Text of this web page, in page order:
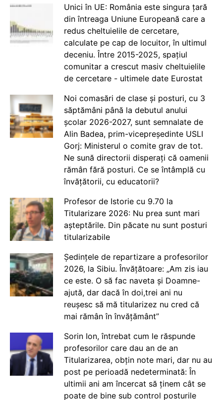
Unici în UE: România este singura țară
din întreaga Uniune Europeană care a
redus cheltuielile de cercetare,
calculate pe cap de locuitor, în ultimul
deceniu. Între 2015-2025, spațiul
comunitar a crescut masiv cheltuielile
de cercetare - ultimele date Eurostat
Noi comasări de clase și posturi, cu 3
săptămâni până la debutul anului
școlar 2026-2027, sunt semnalate de
Alin Badea, prim-vicepreședinte USLI
Gorj: Ministerul o comite grav de tot.
Ne sună directorii disperați că oamenii
rămân fără posturi. Ce se întâmplă cu
învățătorii, cu educatorii?
Profesor de Istorie cu 9.70 la
Titularizare 2026: Nu prea sunt mari
așteptările. Din păcate nu sunt posturi
titularizabile
Ședințele de repartizare a profesorilor
2026, la Sibiu. Învățătoare: „Am zis iau
ce este. O să fac naveta și Doamne-
ajută, dar dacă în doi,trei ani nu
reușesc să mă titularizez nu cred că
mai rămân în învățământ”
Sorin Ion, întrebat cum le răspunde
profesorilor care dau an de an
Titularizarea, obțin note mari, dar nu au
post pe perioadă nedeterminată: În
ultimii ani am încercat să ținem cât se
poate de bine sub control posturile